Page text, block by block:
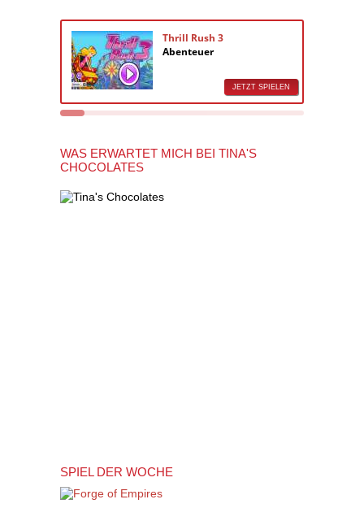
Thrill Rush 3
Abenteuer
JETZT SPIELEN
WAS ERWARTET MICH BEI TINA'S
CHOCOLATES
SPIEL DER WOCHE